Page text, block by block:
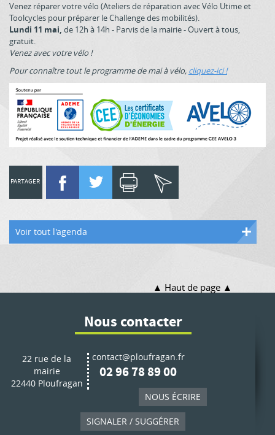
Venez réparer votre vélo (Ateliers de réparation avec Vélo Utime et
Toolcycles pour préparer le Challenge des mobilités).
Lundi 11 mai, de 12h à 14h - Parvis de la mairie - Ouvert à tous,
gratuit.
Venez avec votre vélo !
Pour connaître tout le programme de mai à vélo, cliquez-ici !
PARTAGER
Voir tout l'agenda
Haut de page
Nous contacter
22 rue de la
mairie
22440 Ploufragan
contact@ploufragan.fr
02 96 78 89 00
NOUS ÉCRIRE
SIGNALER / SUGGÉRER